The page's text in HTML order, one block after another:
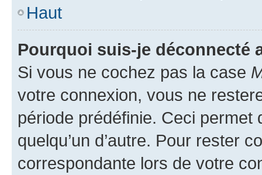
Haut
Pourquoi suis-je déconnecté
Si vous ne cochez pas la case
votre connexion, vous ne
période prédéfinie. Ceci permet
quelqu’un d’autre. Pour rester
correspondante lors de votre